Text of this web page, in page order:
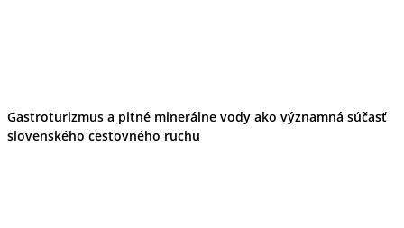
Gastroturizmus a pitné minerálne vody ako významná súčasť
slovenského cestovného ruchu